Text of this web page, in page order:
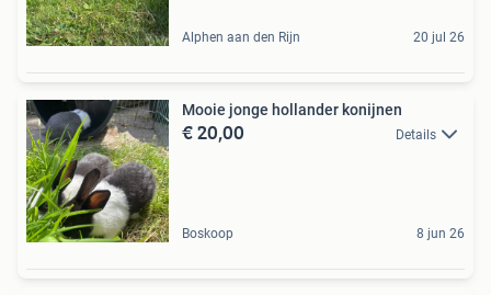
Alphen aan den Rijn 20 jul 26
Mooie jonge hollander konijnen
€ 20,00 Details
Boskoop 8 jun 26